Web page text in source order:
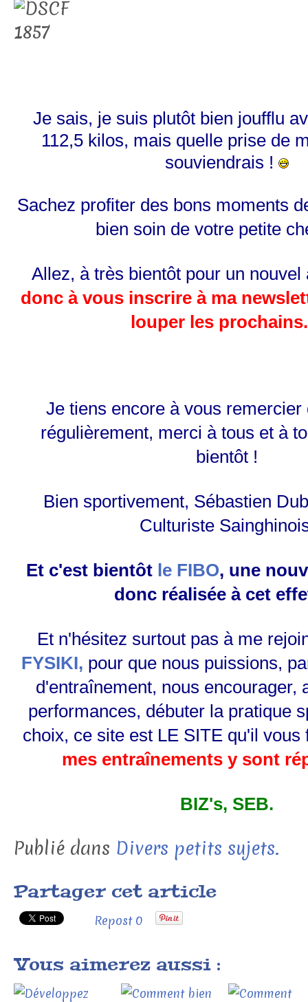
Je sais, je suis plutôt bien joufflu
112,5 kilos, mais quelle prise de
souviendrais !
Sachez profiter des bons moments
bien soin de votre petite
Allez, à très bientôt pour un
donc à vous inscrire à ma
louper les prochains.
Je tiens encore à vous remercier
régulièrement, merci à tous et à
bientôt !
Bien sportivement, Sébastien
Culturiste
Et c'est bientôt le FIBO, une
donc réalisée à cet
Et n'hésitez surtout pas à me
FYSIKI, pour que nous puissions,
d'entraînement, nous encourager,
performances, débuter la pratique
choix, ce site est LE SITE qu'il
mes entraînements y sont
BIZ's, SEB.
Publié dans Divers petits sujets.
Partager cet article
Repost 0
Vous aimerez aussi :